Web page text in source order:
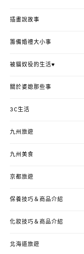
插畫說故事
籌備婚禮大小事
被貓奴役的生活♥
關於婆媳那些事
3C生活
九州旅遊
九州美食
京都旅遊
保養技巧＆商品介紹
化妝技巧＆商品介紹
北海道旅遊